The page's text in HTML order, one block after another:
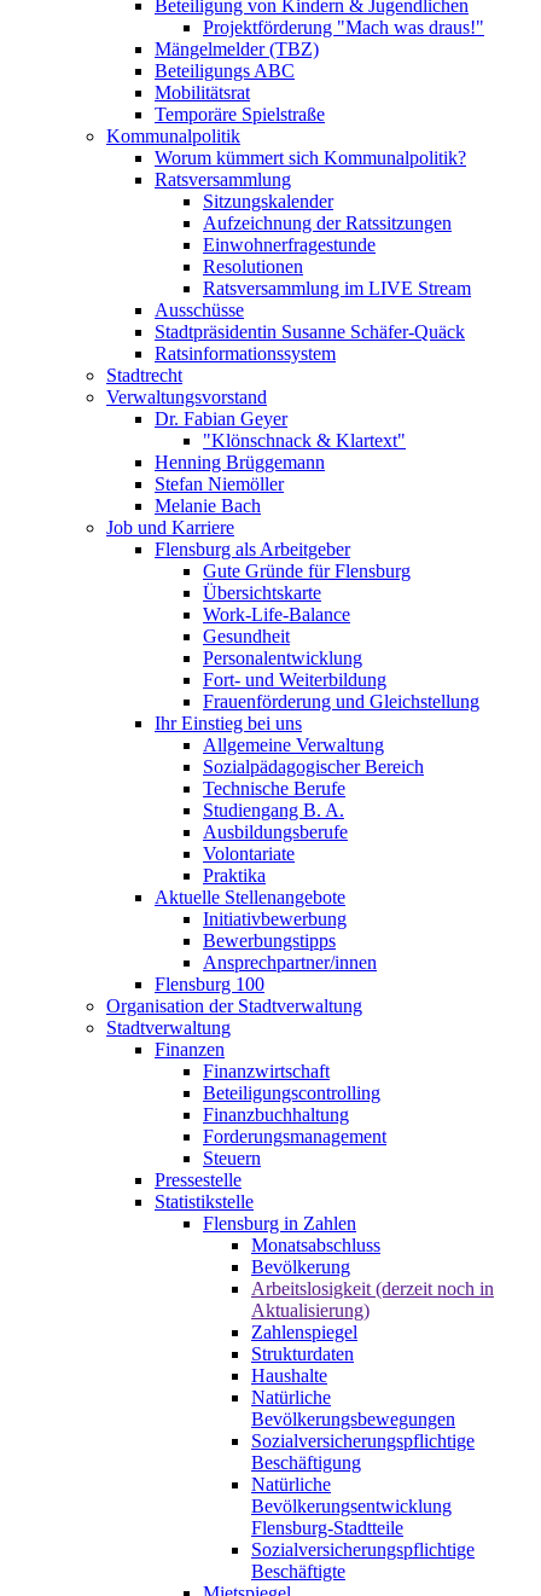
Beteiligung von Kindern & Jugendlichen
Projektförderung "Mach was draus!"
Mängelmelder (TBZ)
Beteiligungs ABC
Mobilitätsrat
Temporäre Spielstraße
Kommunalpolitik
Worum kümmert sich Kommunalpolitik?
Ratsversammlung
Sitzungskalender
Aufzeichnung der Ratssitzungen
Einwohnerfragestunde
Resolutionen
Ratsversammlung im LIVE Stream
Ausschüsse
Stadtpräsidentin Susanne Schäfer-Quäck
Ratsinformationssystem
Stadtrecht
Verwaltungsvorstand
Dr. Fabian Geyer
"Klönschnack & Klartext"
Henning Brüggemann
Stefan Niemöller
Melanie Bach
Job und Karriere
Flensburg als Arbeitgeber
Gute Gründe für Flensburg
Übersichtskarte
Work-Life-Balance
Gesundheit
Personalentwicklung
Fort- und Weiterbildung
Frauenförderung und Gleichstellung
Ihr Einstieg bei uns
Allgemeine Verwaltung
Sozialpädagogischer Bereich
Technische Berufe
Studiengang B. A.
Ausbildungsberufe
Volontariate
Praktika
Aktuelle Stellenangebote
Initiativbewerbung
Bewerbungstipps
Ansprechpartner/innen
Flensburg 100
Organisation der Stadtverwaltung
Stadtverwaltung
Finanzen
Finanzwirtschaft
Beteiligungscontrolling
Finanzbuchhaltung
Forderungsmanagement
Steuern
Pressestelle
Statistikstelle
Flensburg in Zahlen
Monatsabschluss
Bevölkerung
Arbeitslosigkeit (derzeit noch in
Aktualisierung)
Zahlenspiegel
Strukturdaten
Haushalte
Natürliche
Bevölkerungsbewegungen
Sozialversicherungspflichtige
Beschäftigung
Natürliche
Bevölkerungsentwicklung
Flensburg-Stadtteile
Sozialversicherungspflichtige
Beschäftigte